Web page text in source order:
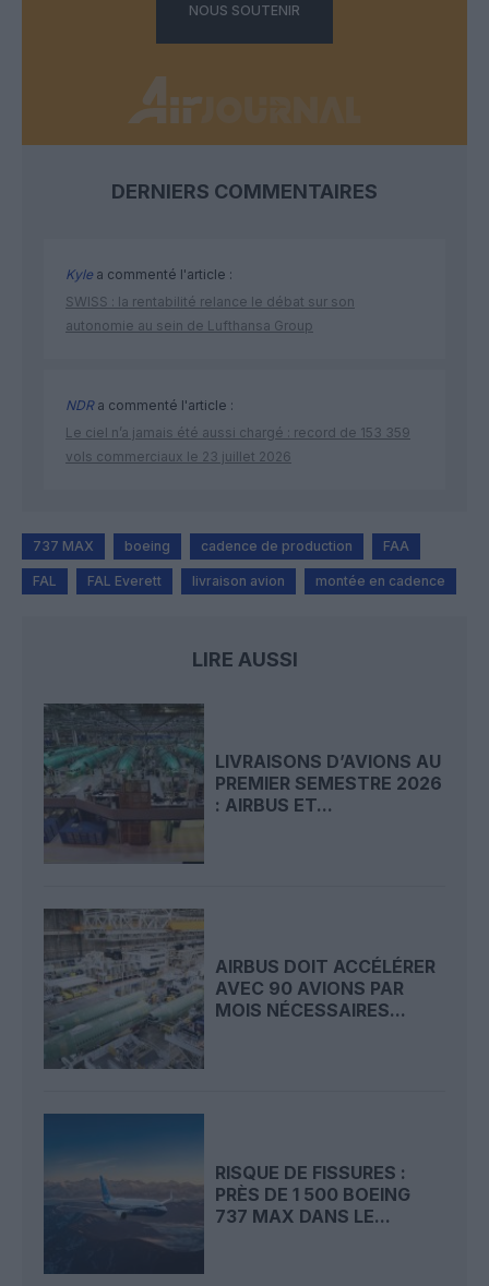
NOUS SOUTENIR
DERNIERS COMMENTAIRES
Kylea commenté l'article :
SWISS : la rentabilité relance le débat sur son
autonomie au sein de Lufthansa Group
NDRa commenté l'article :
Le ciel n’a jamais été aussi chargé : record de 153 359
vols commerciaux le 23 juillet 2026
737 MAX boeing cadence de production FAA
FAL FAL Everett livraison avion montée en cadence
LIRE AUSSI
LIVRAISONS D’AVIONS AU
PREMIER SEMESTRE 2026
: AIRBUS ET...
AIRBUS DOIT ACCÉLÉRER
AVEC 90 AVIONS PAR
MOIS NÉCESSAIRES...
RISQUE DE FISSURES :
PRÈS DE 1 500 BOEING
737 MAX DANS LE...